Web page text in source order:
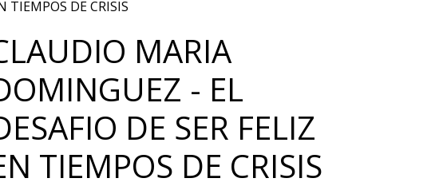
TIEMPOS DE CRISIS
MARIA
- EL
DE SER FELIZ
TIEMPOS DE CRISIS